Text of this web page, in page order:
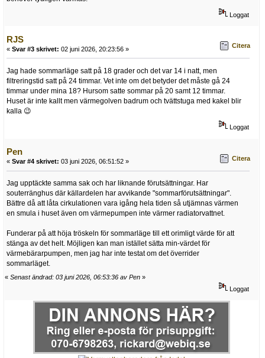
Loggat
RJS
« Svar #3 skrivet: 02 juni 2026, 20:23:56 » Citera
Jag hade sommarläge satt på 18 grader och det var 14 i natt, men
filtreringstid satt på 24 timmar. Vet inte om det betyder det måste gå 24
timmar under mina 18? Hursom satte sommar på 20 samt 12 timmar.
Huset är inte kallt men värmegolven badrum och tvättstuga med kakel blir
kalla 😉
Loggat
Pen
« Svar #4 skrivet: 03 juni 2026, 06:51:52 » Citera
Jag upptäckte samma sak och har liknande förutsättningar. Har
souterränghus där källardelen har avvikande "sommarförutsättningar".
Bättre då att låta cirkulationen vara igång hela tiden så utjämnas värmen
en smula i huset även om värmepumpen inte värmer radiatorvattnet.
Funderar på att höja tröskeln för sommarläge till ett orimligt värde för att
stänga av det helt. Möjligen kan man istället sätta min-värdet för
värmebärarpumpen, men jag har inte testat om det överrider
sommarläget.
« Senast ändrad: 03 juni 2026, 06:53:36 av Pen »
Loggat